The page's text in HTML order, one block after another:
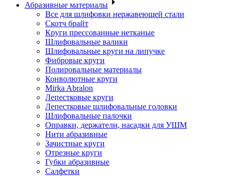
Абразивные материалы
Все для шлифовки нержавеющей стали
Скотч брайт
Круги прессованные нетканые
Шлифовальные валики
Шлифовальные круги на липучке
Фибровые круги
Полировальные материалы
Конволютные круги
Mirka Abralon
Лепестковые круги
Лепестковые шлифовальные головки
Шлифовальные палочки
Оправки, держатели, насадки для УШМ
Нити абразивные
Зачистные круги
Отрезные круги
Губки абразивные
Салфетки